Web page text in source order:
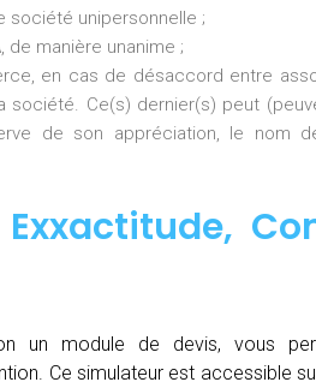
société unipersonnelle ;
de manière unanime ;
en cas de désaccord entre
Ce(s) dernier(s) peut
de son appréciation, le nom
un module de devis, vous
Ce simulateur est accessible